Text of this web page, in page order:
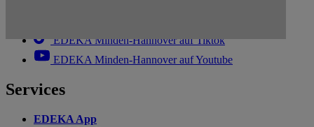
EDEKA Minden-Hannover auf Tiktok
EDEKA Minden-Hannover auf Youtube
Services
EDEKA App